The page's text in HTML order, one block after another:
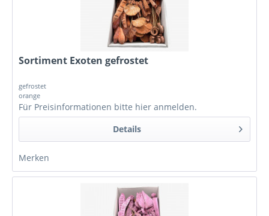
Sortiment Exoten gefrostet
gefrostet
orange
Für Preisinformationen bitte hier anmelden.
Details
Merken